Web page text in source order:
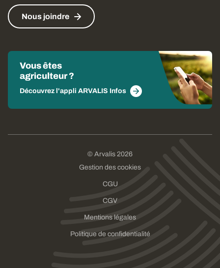
Nous joindre
Vous êtes
agriculteur ?
Découvrez l'appli ARVALIS Infos
© Arvalis 2026
Gestion des cookies
CGU
CGV
Mentions légales
Politique de confidentialité